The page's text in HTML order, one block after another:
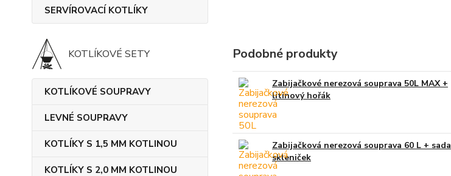
SERVÍROVACÍ KOTLÍKY
KOTLÍKOVÉ SETY
KOTLÍKOVÉ SOUPRAVY
LEVNÉ SOUPRAVY
KOTLÍKY S 1,5 MM KOTLINOU
KOTLÍKY S 2,0 MM KOTLINOU
Podobné produkty
Zabijačkové nerezová souprava 50L MAX +
litinový hořák
Zabijačková nerezová souprava 60 L + sada
skleniček